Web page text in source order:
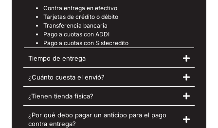
Contra entrega en efectivo
Tarjetas de crédito o débito
Transferencia bancaria
Pago a cuotas con ADDI
Pago a cuotas con Sistecredito
Tiempo de entrega
¿Cuánto cuesta el envió?
¿Tienen tienda física?
¿Por qué debo pagar un anticipo para el pago
contra entrega?